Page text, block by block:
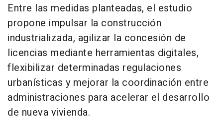
Entre las medidas planteadas, el estudio
propone impulsar la construcción
industrializada, agilizar la concesión de
licencias mediante herramientas digitales,
flexibilizar determinadas regulaciones
urbanísticas y mejorar la coordinación entre
administraciones para acelerar el desarrollo
de nueva vivienda.